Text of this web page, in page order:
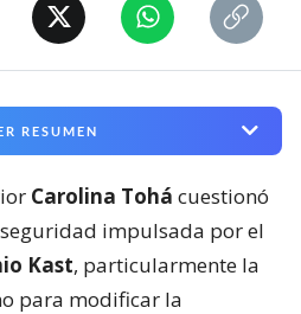
RESUMEN
Carolina Tohá cuestionó
impulsada por el
Kast, particularmente la
para modificar la